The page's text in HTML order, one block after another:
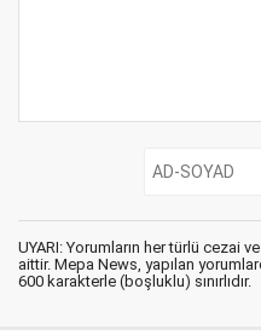
UYARI: Yorumların her türlü cezai
aittir. Mepa News, yapılan
600 karakterle (boşluklu) sınırlıdır.